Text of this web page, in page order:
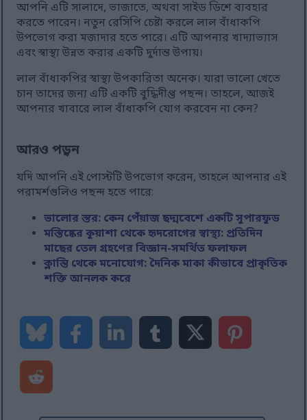
আপনি এটি সালাদে, ভাজাতে, অথবা সাইড ডিশে ব্যবহার
করতে পারেন। নতুন রেসিপি চেষ্টা করলে লাল বাঁধাকপি
উপভোগ করা মজাদার হতে পারে। এটি আপনার খাদ্যাভ্যাস
এবং স্বাস্থ্য উন্নত করার একটি দুর্দান্ত উপায়।
লাল বাঁধাকপির স্বাস্থ্য উপকারিতা অনেক। যারা ভালো খেতে
চান তাদের জন্য এটি একটি বুদ্ধিদীপ্ত পছন্দ। তাহলে, আজই
আপনার খাবারে লাল বাঁধাকপি যোগ করবেন না কেন?
আরও পড়ুন
যদি আপনি এই পোস্টটি উপভোগ করেন, তাহলে আপনার এই
পরামর্শগুলিও পছন্দ হতে পারে:
ভালোর স্তর: কেন পেঁয়াজ ছদ্মবেশে একটি সুপারফুড
মস্তিষ্কের কুয়াশা থেকে হৃদরোগের স্বাস্থ্য: প্রতিদিন
মাছের তেল গ্রহণের বিজ্ঞান-সমর্থিত ফলাফল
ক্লান্তি থেকে মনোযোগ: দৈনিক মাকা কীভাবে প্রাকৃতিক
শক্তি আনলক করে